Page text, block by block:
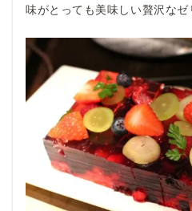
味がとっても美味しい贅沢なゼ